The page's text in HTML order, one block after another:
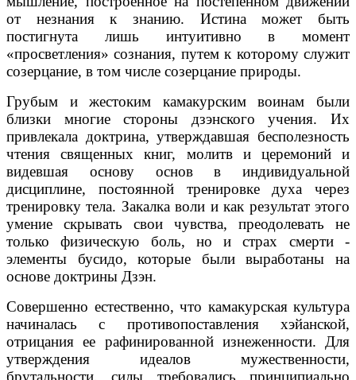
от незнания к знанию. Истина может быть
постигнута лишь интуитивно в момент
«просветления» сознания, путем к которому служит
созерцание, в том числе созерцание природы.
Грубым и жестоким камакурским воинам были
близки многие стороны дзэнского учения. Их
привлекала доктрина, утверждавшая бесполезность
чтения священных книг, молитв и церемоний и
видевшая основу основ в индивидуальной
дисциплине, постоянной тренировке духа через
тренировку тела. Закалка воли и как результат этого
умение скрывать свои чувства, преодолевать не
только физическую боль, но и страх смерти -
элементы бусидо, которые были выработаны на
основе доктрины Дзэн.
Совершенно естественно, что камакурская культура
начиналась с противопоставления хэйанской,
отрицания ее рафинированной изнеженности. Для
утверждения идеалов мужественности,
брутальности, силы требовались принципиально